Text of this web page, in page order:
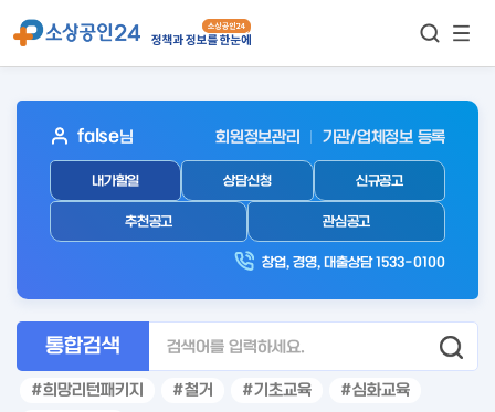
보기
아
웃
로
인
false님 회원정보관리 기관/업체정보 등록
내가할일 상담신청 신규공고
추천공고 관심공고
창업, 경영, 대출상담 1533-0100
통합검색
희망리턴패키지 철거 기초교육
심화교육